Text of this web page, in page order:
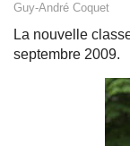
Guy-André Coquet
La nouvelle
septembre 2009.